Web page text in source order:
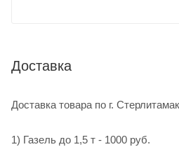
Доставка
Доставка товара по г.
1) Газель до 1,5 т - 1000 руб.